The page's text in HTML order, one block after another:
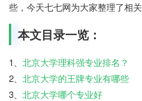
些，今天七七网为大家整理了相
本文目录一览：
1、 北京大学理科强专业排名？
2、 北京大学的王牌专业有哪些
3、 北京大学哪个专业好